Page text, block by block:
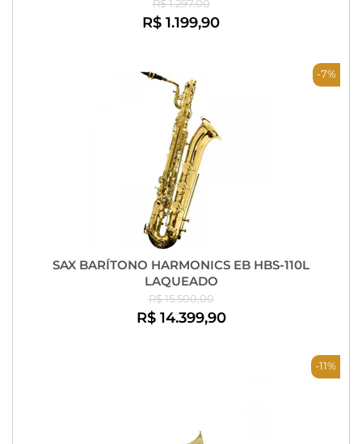
R$ 1.297,00
R$ 1.199,90
-7%
SAX BARÍTONO HARMONICS EB HBS-110L
LAQUEADO
R$ 15.500,00
R$ 14.399,90
-11%